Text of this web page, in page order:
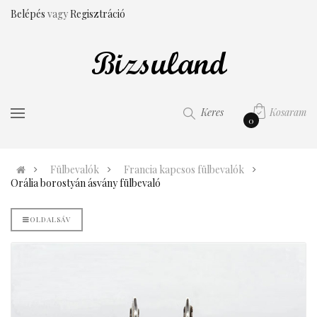
Belépés vagyRegisztráció
Kosaram
0
Keres
Fülbevalók
Francia kapcsos fülbevalók
Orália borostyán ásvány fülbevaló
OLDALSÁV